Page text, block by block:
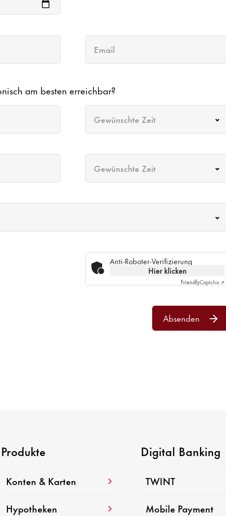
Email
am besten erreichbar?
Gewünschte Zeit
Gewünschte Zeit
Anti-Roboter-Verifizierung
Hier klicken
FriendlyCaptcha ⇗
Absenden
Produkte
Konten & Karten
Hypotheken
Digital Banking
TWINT
Mobile Payment